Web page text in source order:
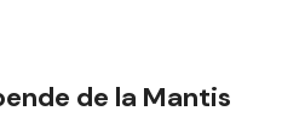
de la Mantis